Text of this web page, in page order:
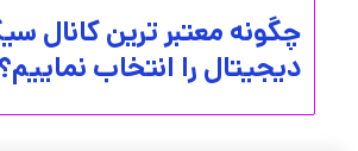
چگونه معتبر ترین کانال
دیجیتال را انتخاب نماییم؟